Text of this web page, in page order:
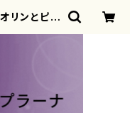
リンとピア